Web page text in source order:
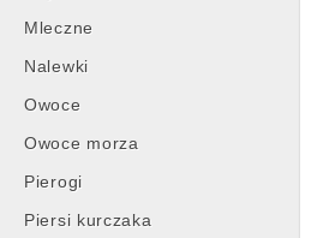
Mleczne
Nalewki
Owoce
Owoce morza
Pierogi
Piersi kurczaka